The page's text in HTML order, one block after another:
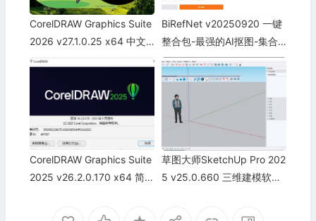
CorelDRAW Grарhics Suitе
2026 v27.1.0.25 x64 中文
版-已激活CDR2026最新版
BiRefNet v20250920 一键
整合包-最强的AI抠图-集合
了15种抠图模型
CorelDRAW Graphics Suite
2025 v26.2.0.170 x64 简体
草图大师SketchUp Pro 202
5 v25.0.660 三维建模软件